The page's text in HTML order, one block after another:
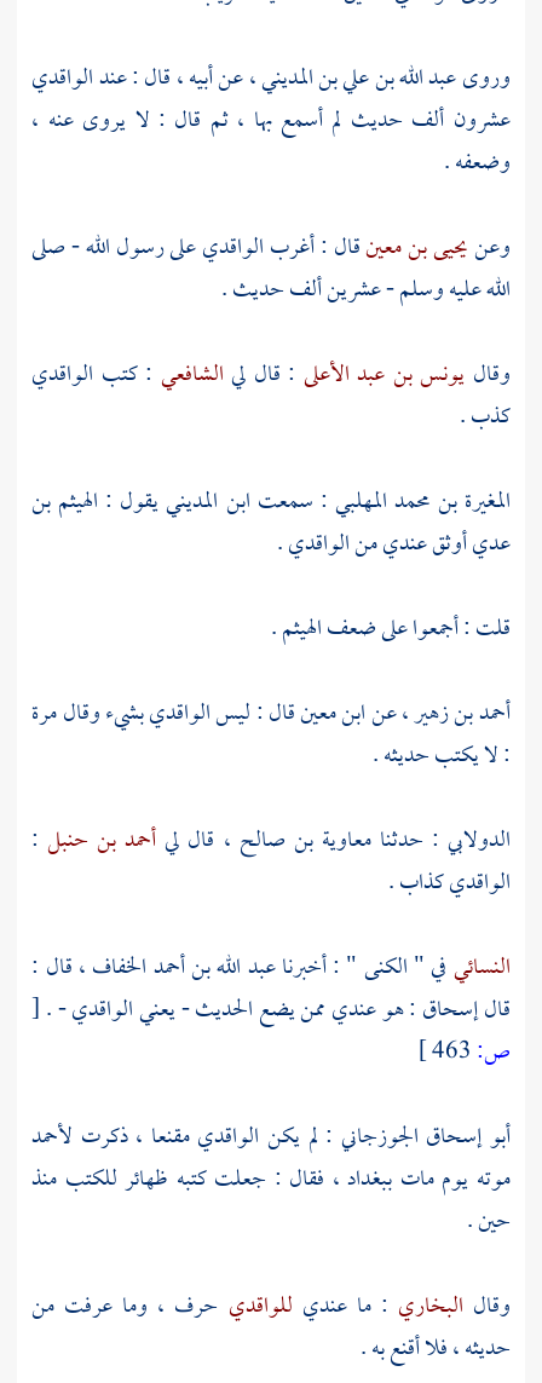
وروىعبد الله بن علي بن المديني، عن أبيه ، قال : عندالواقدي
عشرون ألف حديث لم أسمع بها ، ثم قال : لا يروى عنه ،
وضعفه .
وعنيحيى بن معينقال : أغربالواقديعلى رسول الله - صلى
الله عليه وسلم - عشرين ألف حديث .
وقال يونس بن عبد الأعلى : قال ليالشافعي : كتب الواقدي
كذب .
المغيرة بن محمد المهلبي : سمعت ابن المدينييقول : الهيثم بن
عديأوثق عندي منالواقدي.
قلت : أجمعوا على ضعفالهيثم.
أحمد بن زهير، عنابن معينقال : ليسالواقديبشيء وقال مرة
: لا يكتب حديثه .
الدولابي : حدثنامعاوية بن صالح ، قال ليأحمد بن حنبل :
الواقديكذاب .
النسائيفي " الكنى " : أخبرناعبد الله بن أحمد الخفاف، قال :
قالإسحاق : هو عندي ممن يضع الحديث - يعنيالواقدي- .
[
ص:
أبو إسحاق الجوزجاني : لم يكن الواقديمقنعا ، ذكرت لأحمد
موته يوم مات ببغداد، فقال : جعلت كتبه ظهائر للكتب منذ
حين .
وقال البخاري : ما عندي للواقدي حرف ، وما عرفت من
حديثه ، فلا أقنع به .